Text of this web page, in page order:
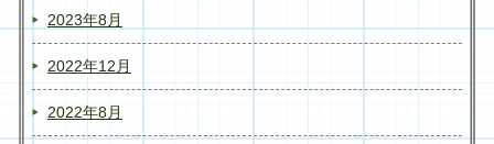
2023年8月
2022年12月
2022年8月